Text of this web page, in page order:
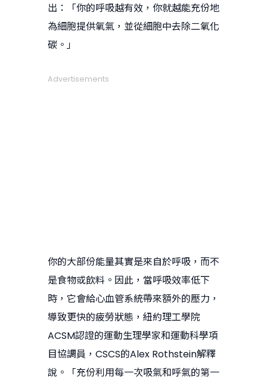
出：「你的呼吸越有效，你就越能充份地
為細胞提供氧氣，並從細胞中去除二氧化
碳。」
Advertisements
你的大部份能量其實是來自於呼吸，而不
是食物或飲料。因此，當呼吸效率低下
時，它會給心血管系統帶來額外的壓力，
導致更快的疲勞狀態，紐約理工學院
ACSM認證的運動生理學家和運動科學項
目協調員，CSCS的Alex Rothstein解釋
說。「充份利用每一次吸氣和呼氣的第一